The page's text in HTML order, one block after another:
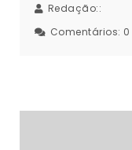
Redação::
Comentários: 0